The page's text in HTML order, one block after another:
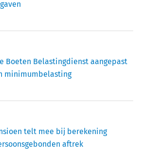
Boeten Belastingdienst aangepast
minimumbelasting
telt mee bij berekening
aftrek